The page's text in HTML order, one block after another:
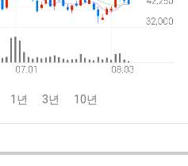
1년 3년 10년